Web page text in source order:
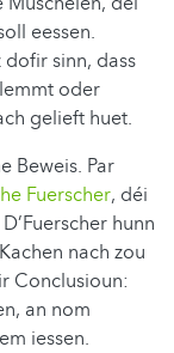
eessen.
dofir sinn, dass
oder
gelieft huet.
Beweis. Par
Fuerscher, déi
hunn
nach zou
Conclusioun:
an nom
iessen.